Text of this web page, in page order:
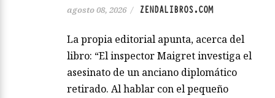
agosto 08, 2026 / ZENDALIBROS.COM
La propia editorial apunta, acerca del
libro: “El inspector Maigret investiga el
asesinato de un anciano diplomático
retirado. Al hablar con el pequeño